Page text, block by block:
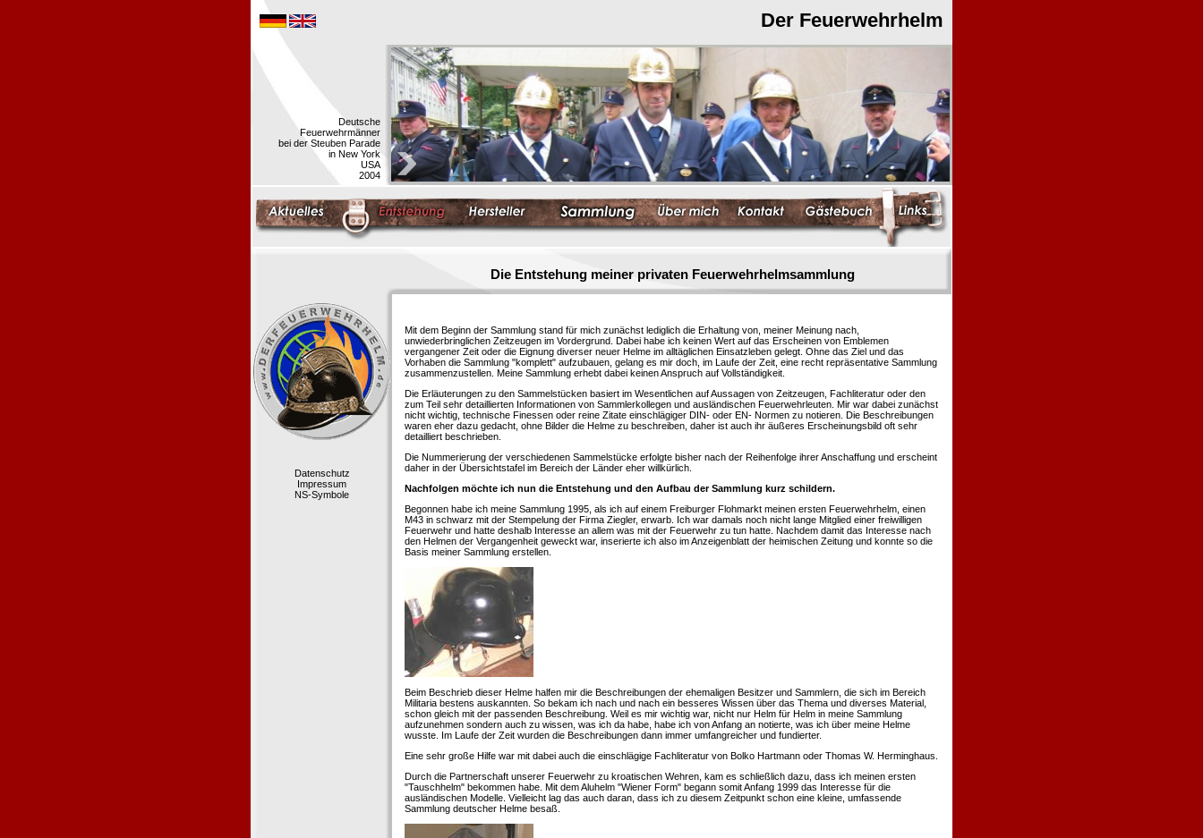
Der Feuerwehrhelm
Deutsche
Feuerwehrmänner
bei der Steuben Parade
in New York
USA
2004
Die Entstehung meiner privaten Feuerwehrhelmsammlung
Datenschutz
Impressum
NS-Symbole
Mit dem Beginn der Sammlung stand für mich zunächst lediglich die Erhaltung von, meiner Meinung nach,
unwiederbringlichen Zeitzeugen im Vordergrund. Dabei habe ich keinen Wert auf das Erscheinen von Emblemen
vergangener Zeit oder die Eignung diverser neuer Helme im alltäglichen Einsatzleben gelegt. Ohne das Ziel und das
Vorhaben die Sammlung "komplett" aufzubauen, gelang es mir doch, im Laufe der Zeit, eine recht repräsentative Sammlung
zusammenzustellen. Meine Sammlung erhebt dabei keinen Anspruch auf Vollständigkeit.
Die Erläuterungen zu den Sammelstücken basiert im Wesentlichen auf Aussagen von Zeitzeugen, Fachliteratur oder den
zum Teil sehr detaillierten Informationen von Sammlerkollegen und ausländischen Feuerwehrleuten. Mir war dabei zunächst
nicht wichtig, technische Finessen oder reine Zitate einschlägiger DIN- oder EN- Normen zu notieren. Die Beschreibungen
waren eher dazu gedacht, ohne Bilder die Helme zu beschreiben, daher ist auch ihr äußeres Erscheinungsbild oft sehr
detailliert beschrieben.
Die Nummerierung der verschiedenen Sammelstücke erfolgte bisher nach der Reihenfolge ihrer Anschaffung und erscheint
daher in der Übersichtstafel im Bereich der Länder eher willkürlich.
Nachfolgen möchte ich nun die Entstehung und den Aufbau der Sammlung kurz schildern.
Begonnen habe ich meine Sammlung 1995, als ich auf einem Freiburger Flohmarkt meinen ersten Feuerwehrhelm, einen
M43 in schwarz mit der Stempelung der Firma Ziegler, erwarb. Ich war damals noch nicht lange Mitglied einer freiwilligen
Feuerwehr und hatte deshalb Interesse an allem was mit der Feuerwehr zu tun hatte. Nachdem damit das Interesse nach
den Helmen der Vergangenheit geweckt war, inserierte ich also im Anzeigenblatt der heimischen Zeitung und konnte so die
Basis meiner Sammlung erstellen.
Beim Beschrieb dieser Helme halfen mir die Beschreibungen der ehemaligen Besitzer und Sammlern, die sich im Bereich
Militaria bestens auskannten. So bekam ich nach und nach ein besseres Wissen über das Thema und diverses Material,
schon gleich mit der passenden Beschreibung. Weil es mir wichtig war, nicht nur Helm für Helm in meine Sammlung
aufzunehmen sondern auch zu wissen, was ich da habe, habe ich von Anfang an notierte, was ich über meine Helme
wusste. Im Laufe der Zeit wurden die Beschreibungen dann immer umfangreicher und fundierter.
Eine sehr große Hilfe war mit dabei auch die einschlägige Fachliteratur von Bolko Hartmann oder Thomas W. Herminghaus.
Durch die Partnerschaft unserer Feuerwehr zu kroatischen Wehren, kam es schließlich dazu, dass ich meinen ersten
"Tauschhelm" bekommen habe. Mit dem Aluhelm "Wiener Form" begann somit Anfang 1999 das Interesse für die
ausländischen Modelle. Vielleicht lag das auch daran, dass ich zu diesem Zeitpunkt schon eine kleine, umfassende
Sammlung deutscher Helme besaß.